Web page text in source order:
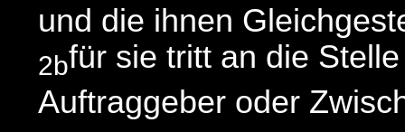
und die ihnen
2bfür sie tritt an die
Auftraggeber oder